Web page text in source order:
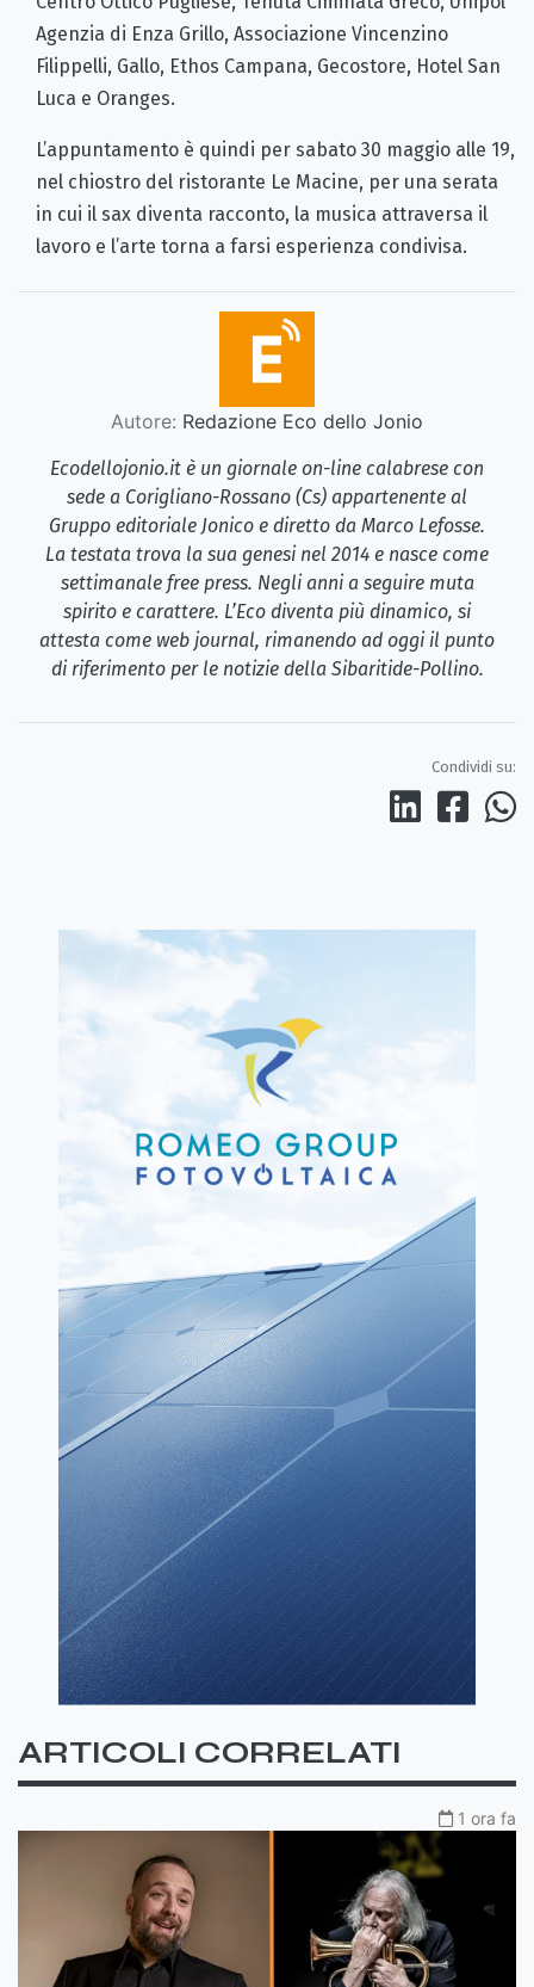
Agenzia di Enza Grillo, Associazione Vincenzino
Filippelli, Gallo, Ethos Campana, Gecostore, Hotel San
Luca e Oranges.
L’appuntamento è quindi per sabato 30 maggio alle 19,
nel chiostro del ristorante Le Macine, per una serata
in cui il sax diventa racconto, la musica attraversa il
lavoro e l’arte torna a farsi esperienza condivisa.
Autore: Redazione Eco dello Jonio
Ecodellojonio.it è un giornale on-line calabrese con
sede a Corigliano-Rossano (Cs) appartenente al
Gruppo editoriale Jonico e diretto da Marco Lefosse.
La testata trova la sua genesi nel 2014 e nasce come
settimanale free press. Negli anni a seguire muta
spirito e carattere. L’Eco diventa più dinamico, si
attesta come web journal, rimanendo ad oggi il punto
di riferimento per le notizie della Sibaritide-Pollino.
Condividi su:
ARTICOLI CORRELATI
1 ora fa